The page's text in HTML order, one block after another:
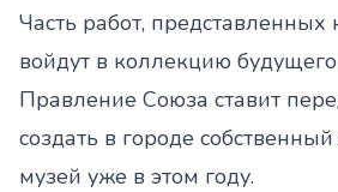
Часть работ, представленных
войдут в коллекцию
Правление Союза ставит
создать в городе
музей уже в этом году.